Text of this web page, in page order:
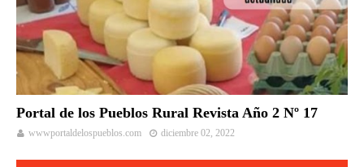
Portal de los Pueblos Rural Revista Año 2 Nº 17
wwwportaldelospueblos.com diciembre 02, 2022